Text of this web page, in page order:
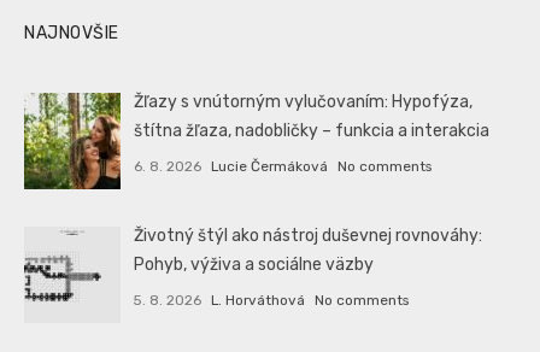
NAJNOVŠIE
Žľazy s vnútorným vylučovaním: Hypofýza,
štítna žľaza, nadobličky – funkcia a interakcia
6. 8. 2026 Lucie Čermáková No comments
Životný štýl ako nástroj duševnej rovnováhy:
Pohyb, výživa a sociálne väzby
5. 8. 2026 L. Horváthová No comments